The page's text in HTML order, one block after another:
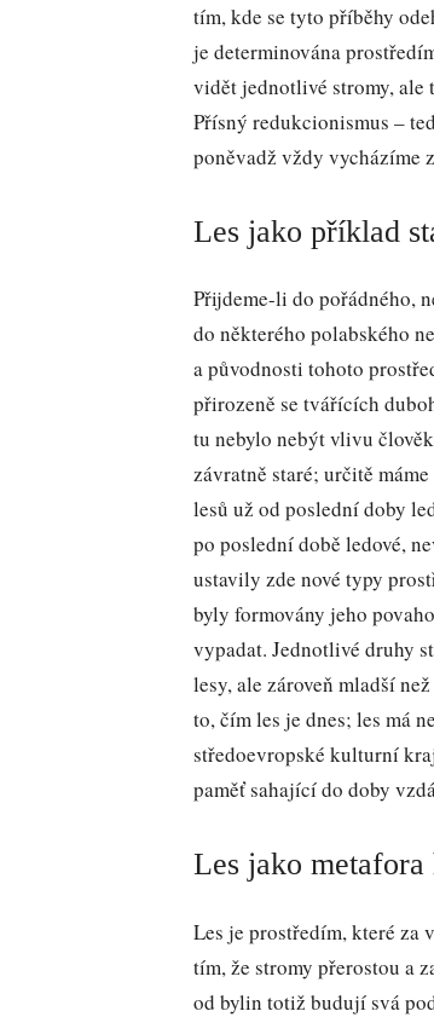
tím, kde se tyto příběhy
je determinována
vidět jednotlivé stromy, ale
Přísný redukcionismus –
poněvadž vždy vycházíme
Les jako příklad
Přijdeme-li do pořádného,
do některého polabského
a původnosti tohoto
přirozeně se tvářících
tu nebylo nebýt vlivu
závratně staré; určitě
lesů už od poslední doby
po poslední době ledové,
ustavily zde nové typy
byly formovány jeho
vypadat. Jednotlivé druhy
lesy, ale zároveň mladší
to, čím les je dnes; les má
středoevropské kulturní
paměť sahající do doby
Les jako metafora
Les je prostředím, které za
tím, že stromy přerostou a
od bylin totiž budují svá